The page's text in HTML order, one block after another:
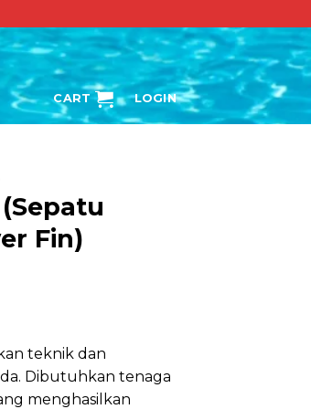
CART LOGIN
Fin)
teknik dan
Dibutuhkan tenaga
menghasilkan